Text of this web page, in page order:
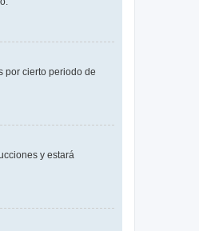
por cierto periodo de
y estará